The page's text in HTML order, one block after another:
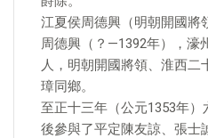
江夏侯周德興（明朝開國將
周德興（？—1392年），濠
人，明朝開國將領、淮西二
璋同鄉。
至正十三年（公元1353年
後參與了平定陳友諒、張士